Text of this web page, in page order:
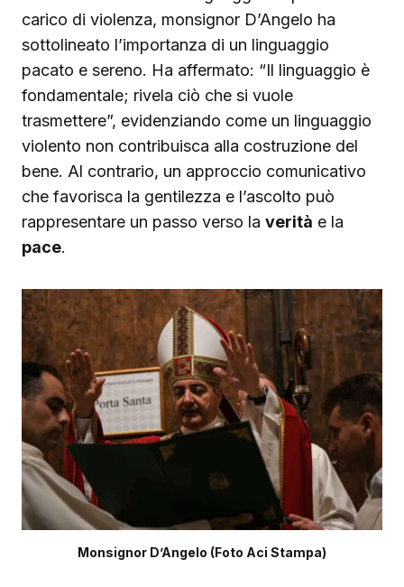
carico di violenza, monsignor D’Angelo ha
sottolineato l’importanza di un linguaggio
pacato e sereno. Ha affermato: “Il linguaggio è
fondamentale; rivela ciò che si vuole
trasmettere”, evidenziando come un linguaggio
violento non contribuisca alla costruzione del
bene. Al contrario, un approccio comunicativo
che favorisca la gentilezza e l’ascolto può
rappresentare un passo verso la verità e la
pace.
Monsignor D’Angelo (Foto Aci Stampa)